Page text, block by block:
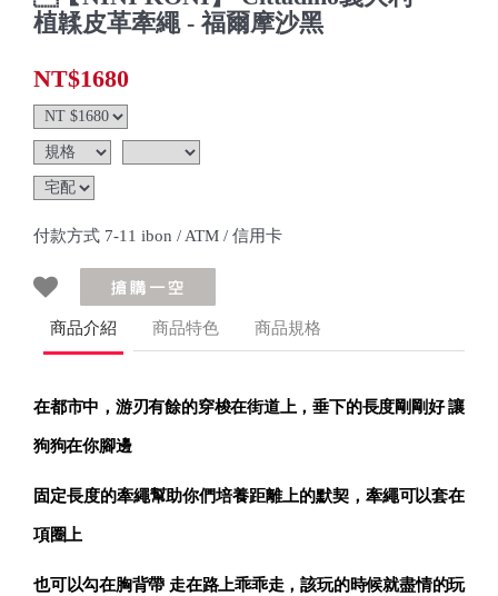
植韖皮革牽繩 - 福爾摩沙黑
NT$1680
付款方式 7-11 ibon / ATM / 信用卡
商品介紹 商品特色 商品規格
在都市中，游刃有餘的穿梭在街道上，垂下的長度剛剛好 讓
狗狗在你腳邊
固定長度的牽繩幫助你們培養距離上的默契，牽繩可以套在
項圈上
也可以勾在胸背帶 走在路上乖乖走，該玩的時候就盡情的玩